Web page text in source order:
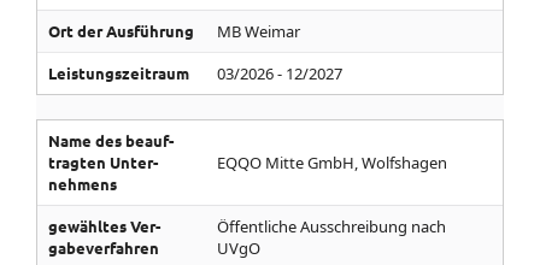
Ort der Aus­führung MB Weimar
Leistungs­zeitraum 03/2026 - 12/2027
Name des be­auf­
tragten Unter­
nehmens
EQQO Mitte GmbH, Wolfshagen
gewähltes Ver­
gabe­ver­fahren
Öffentliche Ausschreibung nach
UVgO